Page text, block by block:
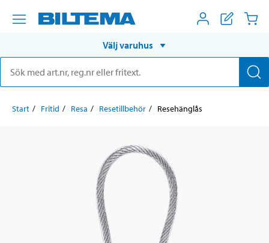
Välj varuhus
Start Fritid Resa Resetillbehör Resehänglås